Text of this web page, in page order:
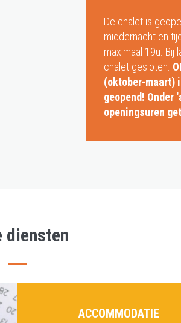
De chalet is
middernacht en
maximaal 19u. Bij
chalet gesloten.
(oktober-maart)
geopend! Onder
openingsuren
diensten
ACCOMMODATIE